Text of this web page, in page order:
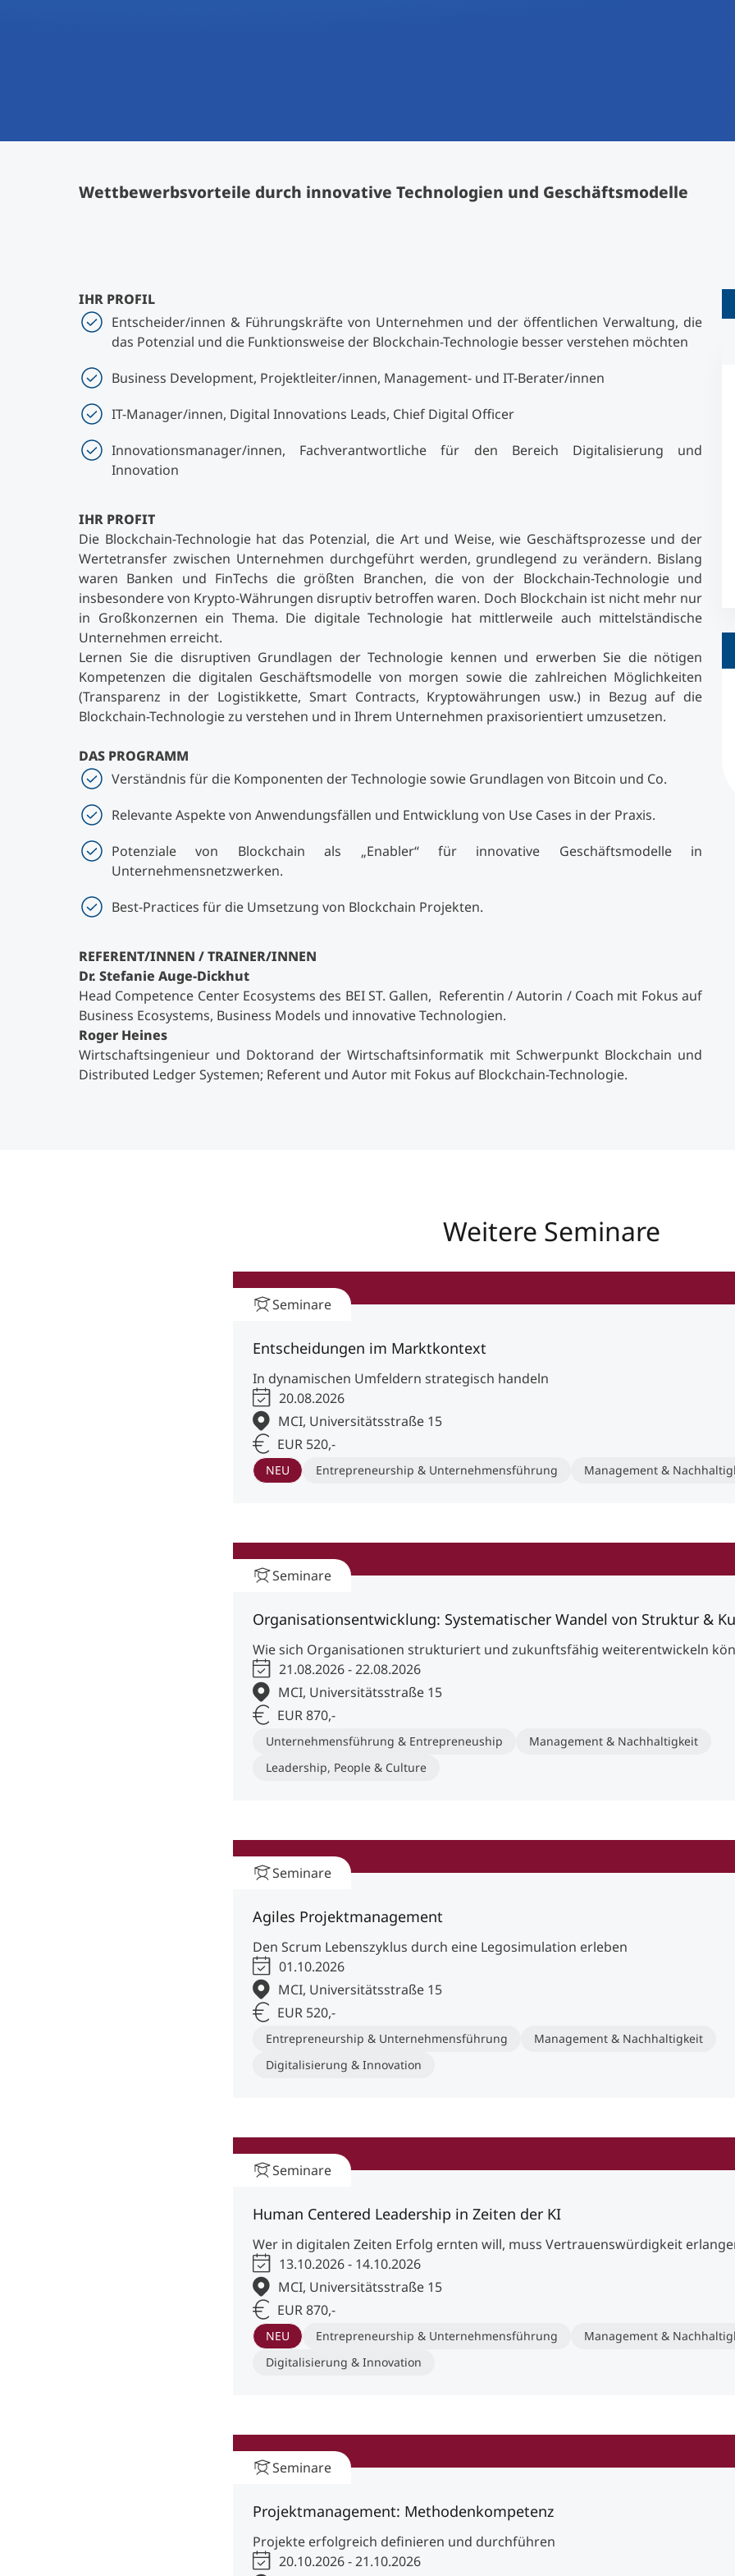
Study Finder Bachelor/Master
Maßgeschneiderte Programme
Executive Education Finder
Wettbewerbsvorteile durch innovative Technologien und Geschäftsmodelle
IHR PROFIL
Entscheider/innen & Führungskräfte von Unternehmen und der öffentlichen Verwaltung, die
das Potenzial und die Funktionsweise der Blockchain-Technologie besser verstehen möchten
Business Development, Projektleiter/innen, Management- und IT-Berater/innen
IT-Manager/innen, Digital Innovations Leads, Chief Digital Officer
Innovationsmanager/innen, Fachverantwortliche für den Bereich Digitalisierung und
Innovation
IHR PROFIT
Die Blockchain-Technologie hat das Potenzial, die Art und Weise, wie Geschäftsprozesse und der
Wertetransfer zwischen Unternehmen durchgeführt werden, grundlegend zu verändern. Bislang
waren Banken und FinTechs die größten Branchen, die von der Blockchain-Technologie und
insbesondere von Krypto-Währungen disruptiv betroffen waren. Doch Blockchain ist nicht mehr nur
in Großkonzernen ein Thema. Die digitale Technologie hat mittlerweile auch mittelständische
Unternehmen erreicht.
Lernen Sie die disruptiven Grundlagen der Technologie kennen und erwerben Sie die nötigen
Kompetenzen die digitalen Geschäftsmodelle von morgen sowie die zahlreichen Möglichkeiten
(Transparenz in der Logistikkette, Smart Contracts, Kryptowährungen usw.) in Bezug auf die
Blockchain-Technologie zu verstehen und in Ihrem Unternehmen praxisorientiert umzusetzen.
DAS PROGRAMM
Verständnis für die Komponenten der Technologie sowie Grundlagen von Bitcoin und Co.
Relevante Aspekte von Anwendungsfällen und Entwicklung von Use Cases in der Praxis.
Potenziale von Blockchain als „Enabler“ für innovative Geschäftsmodelle in
Unternehmensnetzwerken.
Best-Practices für die Umsetzung von Blockchain Projekten.
REFERENT/INNEN / TRAINER/INNEN
Dr. Stefanie Auge-Dickhut
Head Competence Center Ecosystems des BEI ST. Gallen, Referentin / Autorin / Coach mit Fokus auf
Business Ecosystems, Business Models und innovative Technologien.
Roger Heines
Wirtschaftsingenieur und Doktorand der Wirtschaftsinformatik mit Schwerpunkt Blockchain und
Distributed Ledger Systemen; Referent und Autor mit Fokus auf Blockchain-Technologie.
Weitere Seminare
Seminare
Entscheidungen im Marktkontext
In dynamischen Umfeldern strategisch handeln
20.08.2026
MCI, Universitätsstraße 15
EUR 520,-
NEU Entrepreneurship & Unternehmensführung Management &
Seminare
Organisationsentwicklung: Systematischer Wandel von Struktur &
Wie sich Organisationen strukturiert und zukunftsfähig weiterentwickeln
21.08.2026 - 22.08.2026
MCI, Universitätsstraße 15
EUR 870,-
Unternehmensführung & Entrepreneuship
Management & Nachhaltigkeit
Leadership, People & Culture
Seminare
Agiles Projektmanagement
Den Scrum Lebenszyklus durch eine Legosimulation erleben
01.10.2026
MCI, Universitätsstraße 15
EUR 520,-
Entrepreneurship & Unternehmensführung
Management & Nachhaltigkeit
Digitalisierung & Innovation
Seminare
Human Centered Leadership in Zeiten der KI
Wer in digitalen Zeiten Erfolg ernten will, muss Vertrauenswürdigkeit
13.10.2026 - 14.10.2026
MCI, Universitätsstraße 15
EUR 870,-
NEU Entrepreneurship & Unternehmensführung
Management &
Digitalisierung & Innovation
Seminare
Projektmanagement: Methodenkompetenz
Projekte erfolgreich definieren und durchführen
20.10.2026 - 21.10.2026